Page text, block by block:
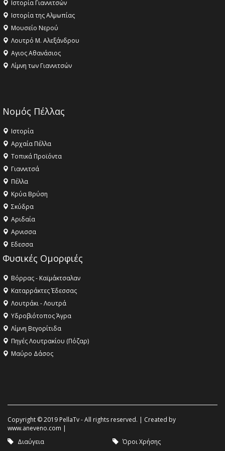
Ιστορία Γιαννιτσών
Ιστορία της Αλμωπίας
Μουσείο Νερού
Λουτρό Μ. Αλεξάνδρου
Αγιος Αθανάσιος
Λίμνη των Γιαννιτσών
Νομός Πέλλας
Ιστορία
Αρχαία Πέλλα
Τοπικά Προϊόντα
Γιαννιτσά
Πέλλα
Κρύα Βρύση
Σκύδρα
Αριδαία
Aρνισσα
Eδεσσα
Φυσικές Ομορφιές
Βόρρας - Καϊμάκτσαλαν
Καταρράκτες Έδεσσας
Λουτράκι - Λουτρά
Υδροβιότοπος Άγρα
Λίμνη Βεγορίτιδα
Πηγές Λουτρακίου (Πόζαρ)
Μαύρο Δάσος
Copyright © 2019 PellaTv - All rights reserved. | Created by
www.aneveno.com |
Διαύγεια
Όροι Χρήσης